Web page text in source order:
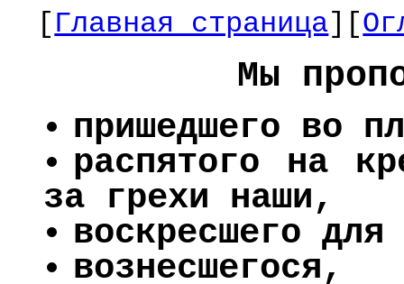
[Главная страница][
Мы
пришедшего во
распятого на
за грехи наши,
воскресшего